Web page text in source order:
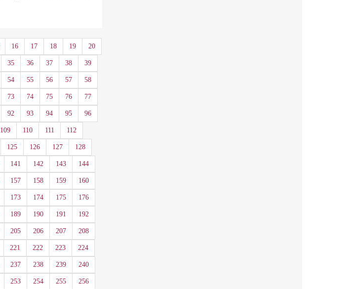
16 17 18 19 20
35 36 37 38 39
54 55 56 57 58
73 74 75 76 77
92 93 94 95 96
109 110 111 112
125 126 127 128
141 142 143 144
157 158 159 160
173 174 175 176
189 190 191 192
205 206 207 208
221 222 223 224
237 238 239 240
253 254 255 256